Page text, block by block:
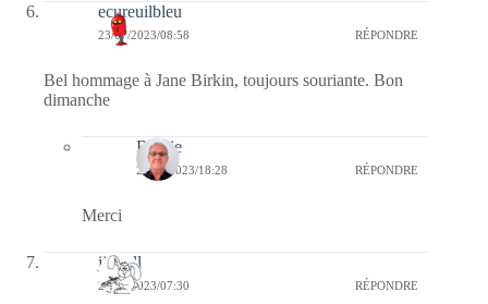
ecureuilbleu
23/07/2023/08:58 RÉPONDRE
Bel hommage à Jane Birkin, toujours souriante. Bon
dimanche
Bernie
23/07/2023/18:28 RÉPONDRE
Merci
jill bill
23/07/2023/07:30 RÉPONDRE